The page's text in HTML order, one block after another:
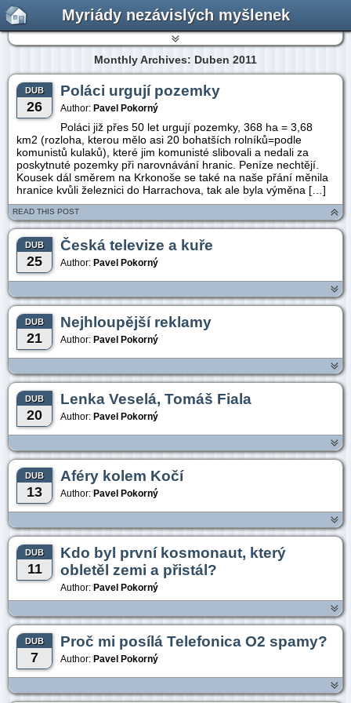
Myriády nezávislých myšlenek
Monthly Archives: Duben 2011
DUB
26
Poláci urgují pozemky
Author: Pavel Pokorný
Poláci již přes 50 let urgují pozemky, 368 ha = 3,68
km2 (rozloha, kterou mělo asi 20 bohatších rolníků=podle
komunistů kulaků), které jim komunisté slibovali a nedali za
poskytnuté pozemky při narovnávání hranic. Peníze nechtějí.
Kousek dál směrem na Krkonoše se také na naše přání měnila
hranice kvůli železnici do Harrachova, tak ale byla výměna […]
READ THIS POST
DUB
25
Česká televize a kuře
Author: Pavel Pokorný
DUB
21
Nejhloupější reklamy
Author: Pavel Pokorný
DUB
20
Lenka Veselá, Tomáš Fiala
Author: Pavel Pokorný
DUB
13
Aféry kolem Kočí
Author: Pavel Pokorný
DUB
11
Kdo byl první kosmonaut, který
obletěl zemi a přistál?
Author: Pavel Pokorný
DUB
7
Proč mi posílá Telefonica O2 spamy?
Author: Pavel Pokorný